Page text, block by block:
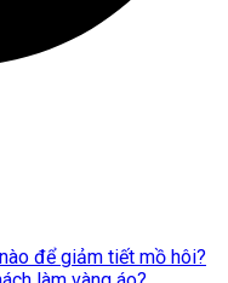
để giảm tiết mồ hôi?